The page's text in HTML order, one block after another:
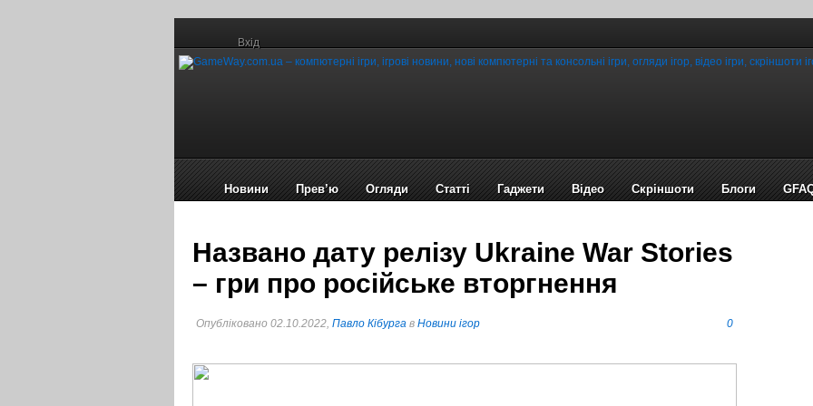
Вхід
Новини Прев’ю Огляди Статті Гаджети Відео Cкріншоти Блоги
Названо дату релізу Ukraine War Stories
– гри про російське вторгнення
Опубліковано 02.10.2022, Павло Кібурга в Новини ігор 0